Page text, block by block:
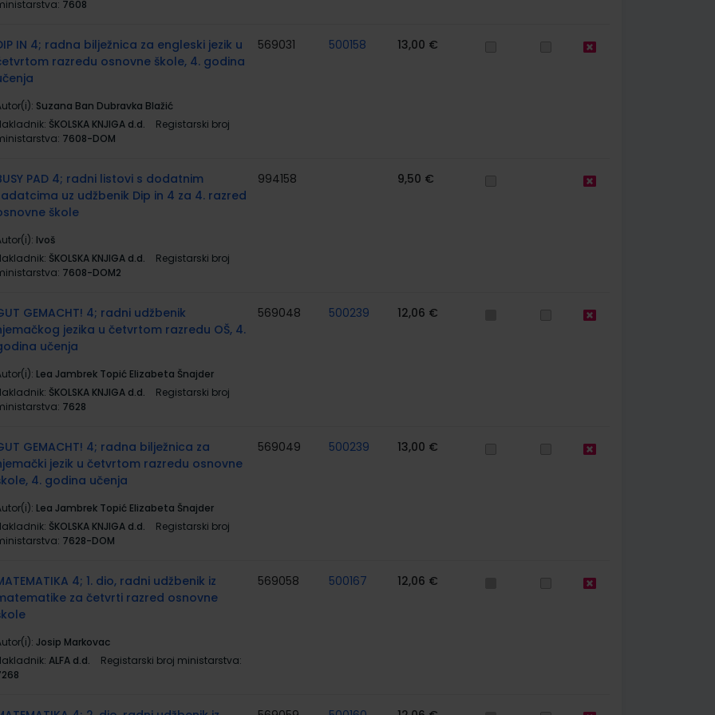
7608
IN 4; radna bilježnica za engleski jezik u
razredu osnovne škole, 4. godina
Suzana Ban Dubravka Blažić
ŠKOLSKA KNJIGA d.d.
Registarski broj
7608-DOM
569031 500158 13,00 €
PAD 4; radni listovi s dodatnim
uz udžbenik Dip in 4 za 4. razred
škole
Ivoš
ŠKOLSKA KNJIGA d.d.
Registarski broj
7608-DOM2
994158 9,50 €
GEMACHT! 4; radni udžbenik
jezika u četvrtom razredu OŠ, 4.
učenja
Lea Jambrek Topić Elizabeta Šnajder
ŠKOLSKA KNJIGA d.d.
Registarski broj
7628
569048 500239 12,06 €
GEMACHT! 4; radna bilježnica za
jezik u četvrtom razredu osnovne
4. godina učenja
Lea Jambrek Topić Elizabeta Šnajder
ŠKOLSKA KNJIGA d.d.
Registarski broj
7628-DOM
569049 500239 13,00 €
4; 1. dio, radni udžbenik iz
za četvrti razred osnovne
Josip Markovac
ALFA d.d.
Registarski broj ministarstva:
569058 500167 12,06 €